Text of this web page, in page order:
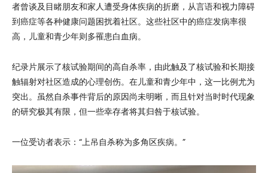
者曾谈及目睹朋友和家人遭受身体疾病的折磨，从言语和视力障碍
到癌症等各种健康问题困扰着社区。这些社区中的癌症发病率很
高，儿童和青少年则多罹患白血病。
纪录片展示了核试验期间的高自杀率，由此触及了核试验和长期接
触辐射对社区造成的心理创伤。在儿童和青少年中，这一比例尤为
突出。虽然自杀事件背后的原因尚未明晰，而且针对当时时代现象
的研究极其有限，但一些幸存者将其归咎于核试验。
一位受访者表示：“上吊自杀称为多角区疾病。”